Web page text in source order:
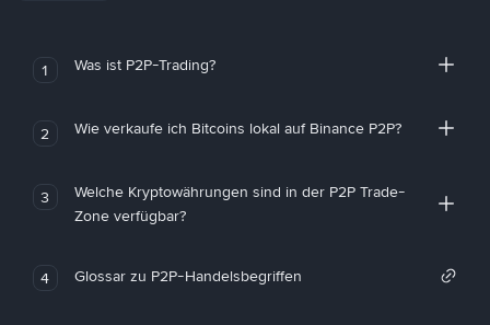
1 Was ist P2P-Trading?
2 Wie verkaufe ich Bitcoins lokal auf Binance P2P?
3
Welche Kryptowährungen sind in der P2P Trade-
Zone verfügbar?
4 Glossar zu P2P-Handelsbegriffen